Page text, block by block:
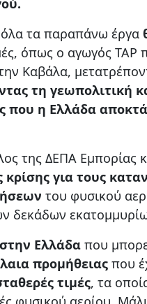
όλα τα παραπάνω έργα
όπως ο αγωγός ΤΑΡ
Καβάλα,
τη γεωπολιτική
η Ελλάδα αποκτά
της ΔΕΠΑ Εμπορίας
για τους
του φυσικού
δεκάδων
Ελλάδα που
προμήθειας που
τιμές, τα